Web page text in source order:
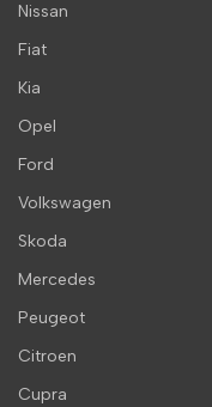
Nissan
Fiat
Kia
Opel
Ford
Volkswagen
Skoda
Mercedes
Peugeot
Citroen
Cupra